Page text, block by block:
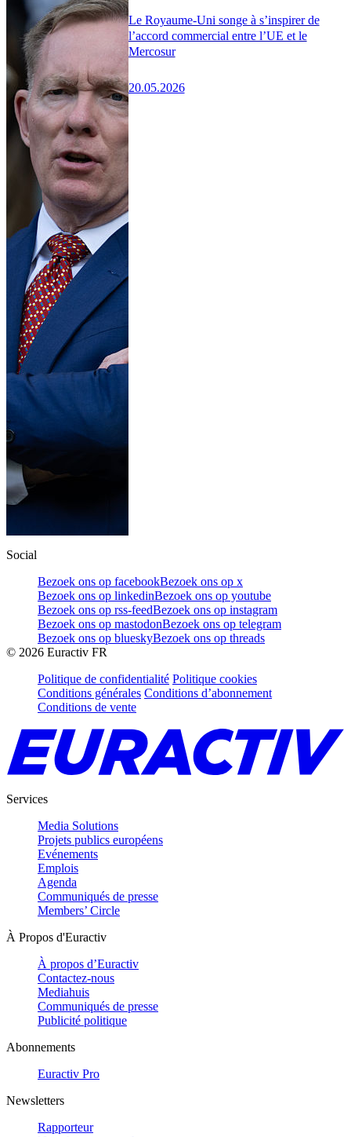
Le Royaume-Uni songe à s’inspirer de
l’accord commercial entre l’UE et le
Mercosur
20.05.2026
Social
Bezoek ons op facebookBezoek ons op x
Bezoek ons op linkedinBezoek ons op youtube
Bezoek ons op rss-feedBezoek ons op instagram
Bezoek ons op mastodonBezoek ons op telegram
Bezoek ons op blueskyBezoek ons op threads
© 2026 Euractiv FR
Politique de confidentialité Politique cookies
Conditions générales Conditions d’abonnement
Conditions de vente
Services
Media Solutions
Projets publics européens
Evénements
Emplois
Agenda
Communiqués de presse
Members’ Circle
À Propos d'Euractiv
À propos d’Euractiv
Contactez-nous
Mediahuis
Communiqués de presse
Publicité politique
Abonnements
Euractiv Pro
Newsletters
Rapporteur